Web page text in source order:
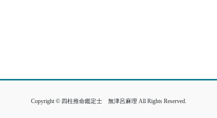
Copyright © 四柱推命鑑定士 無津呂麻理 All Rights Reserved.